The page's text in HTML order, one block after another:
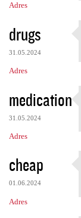
Adres
drugs
31.05.2024
Adres
medication
31.05.2024
Adres
cheap
01.06.2024
Adres